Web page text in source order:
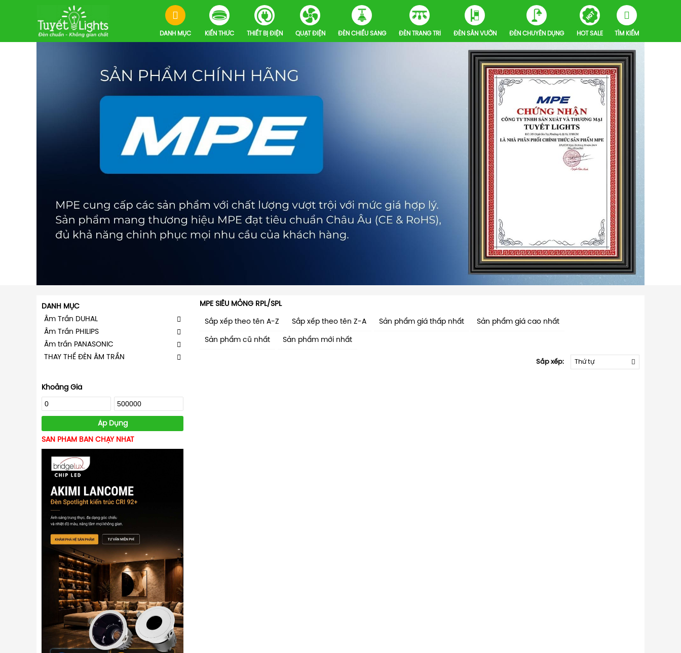
DANH MỤC KIẾN THỨC THIẾT BỊ ĐIỆN QUẠT ĐIỆN ĐÈN CHIẾU SÁNG ĐÈN TRANG TRÍ ĐÈN SÂN VƯỜN ĐÈN CHUYÊN DỤNG HOT SALE TÌM KIẾM
DANH MỤC
Âm Trần DUHAL
Âm Trần PHILIPS
Âm trần PANASONIC
THAY THẾ ĐÈN ÂM TRẦN
Khoảng Giá
Áp Dụng
SẢN PHẨM BÁN CHẠY NHẤT
MPE SIÊU MỎNG RPL/SPL
Sắp xếp theo tên A-Z Sắp xếp theo tên Z-A Sản phẩm giá thấp nhất Sản phẩm giá cao nhất
Sản phẩm cũ nhất Sản phẩm mới nhất
Sắp xếp: Thứ tự